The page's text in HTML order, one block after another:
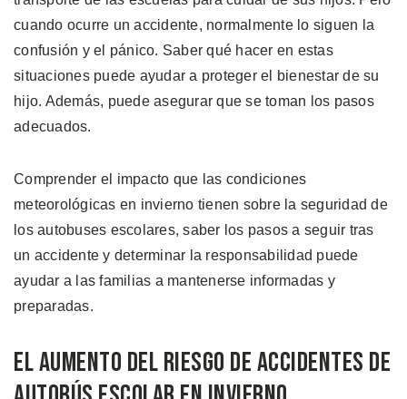
cuando ocurre un accidente, normalmente lo siguen la
confusión y el pánico. Saber qué hacer en estas
situaciones puede ayudar a proteger el bienestar de su
hijo. Además, puede asegurar que se toman los pasos
adecuados.
Comprender el impacto que las condiciones
meteorológicas en invierno tienen sobre la seguridad de
los autobuses escolares, saber los pasos a seguir tras
un accidente y determinar la responsabilidad puede
ayudar a las familias a mantenerse informadas y
preparadas.
El Aumento del Riesgo de Accidentes de